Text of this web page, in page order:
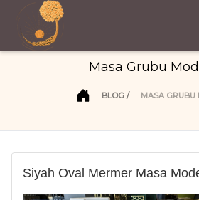
Masa Grubu
BLOG MASA GRUBU
Siyah Oval Mermer Masa